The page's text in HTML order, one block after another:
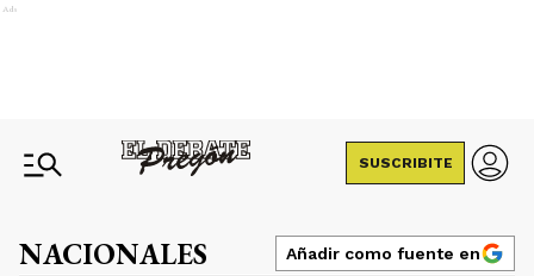
Ads
SUSCRIBITE
NACIONALES Añadir como fuente en